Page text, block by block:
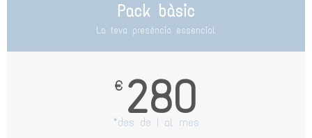
Pack bàsic
La teva presència essencial
€ 280
*des de | al mes